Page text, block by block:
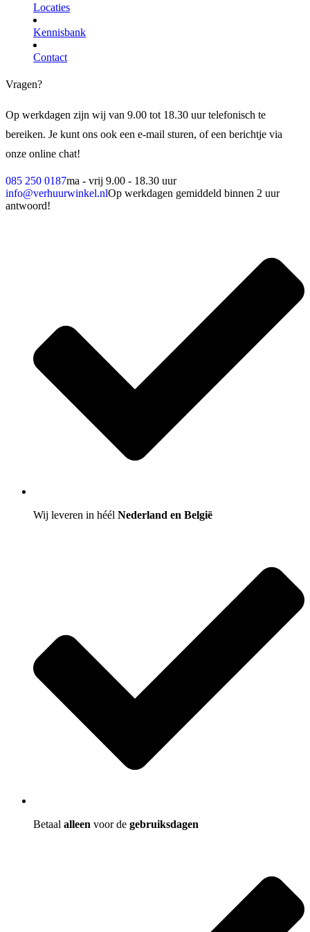
Locaties
Kennisbank
Contact
Vragen?
Op werkdagen zijn wij van 9.00 tot 18.30 uur telefonisch te
bereiken. Je kunt ons ook een e-mail sturen, of een berichtje via
onze online chat!
085 250 0187ma - vrij 9.00 - 18.30 uur
info@verhuurwinkel.nlOp werkdagen gemiddeld binnen 2 uur
antwoord!
Wij leveren in héél Nederland en België
Betaal alleen voor de gebruiksdagen